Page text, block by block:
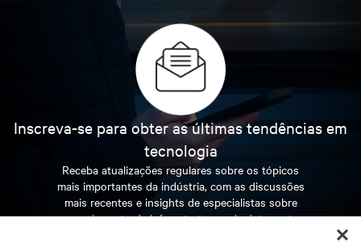
Inscreva-se para obter as últimas tendências em
tecnologia
Receba atualizações regulares sobre os tópicos
mais importantes da indústria, com as discussões
mais recentes e insights de especialistas sobre
gerenciamento de infraestrutura e de data center.